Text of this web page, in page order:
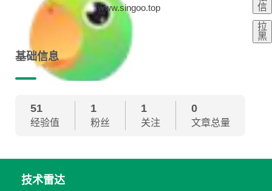
www.singoo.top
信
拉
黑
基础信息
51
经验值
1
粉丝
1
关注
0
文章总量
技术雷达